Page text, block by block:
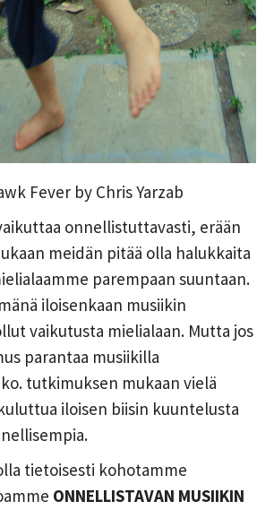
Fever by Chris Yarzab
onnellistuttavasti, erään
meidän pitää olla halukkaita
parempaan suuntaan.
iloisenkaan musiikin
vaikutusta mielialaan. Mutta jos
parantaa musiikilla
tutkimuksen mukaan vielä
iloisen biisin kuuntelusta
tietoisesti kohotamme
ONNELLISTAVAN MUSIIKIN